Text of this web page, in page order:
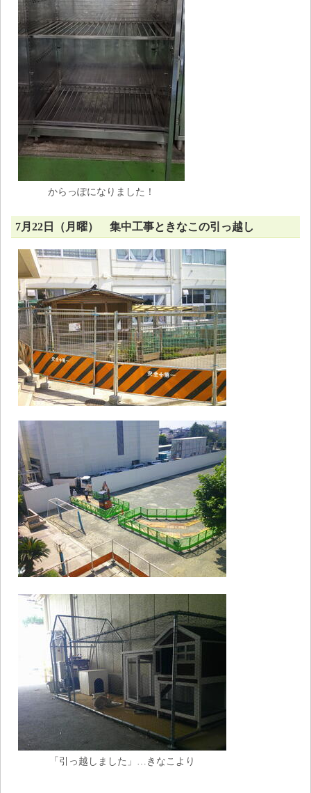
からっぽになりました！
7月22日（月曜） 集中工事ときなこの引っ越し
「引っ越しました」…きなこより